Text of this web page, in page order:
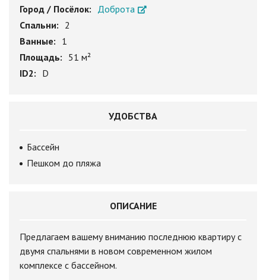
Город / Посёлок: Доброта
Спальни: 2
Ванные: 1
Площадь: 51 м²
ID2: D
УДОБСТВА
Бассейн
Пешком до пляжа
ОПИСАНИЕ
Предлагаем вашему вниманию последнюю квартиру с
двумя спальнями в новом современном жилом
комплексе с бассейном.